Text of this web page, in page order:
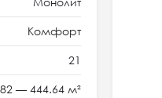
Комфорт
21
— 444.64 м²